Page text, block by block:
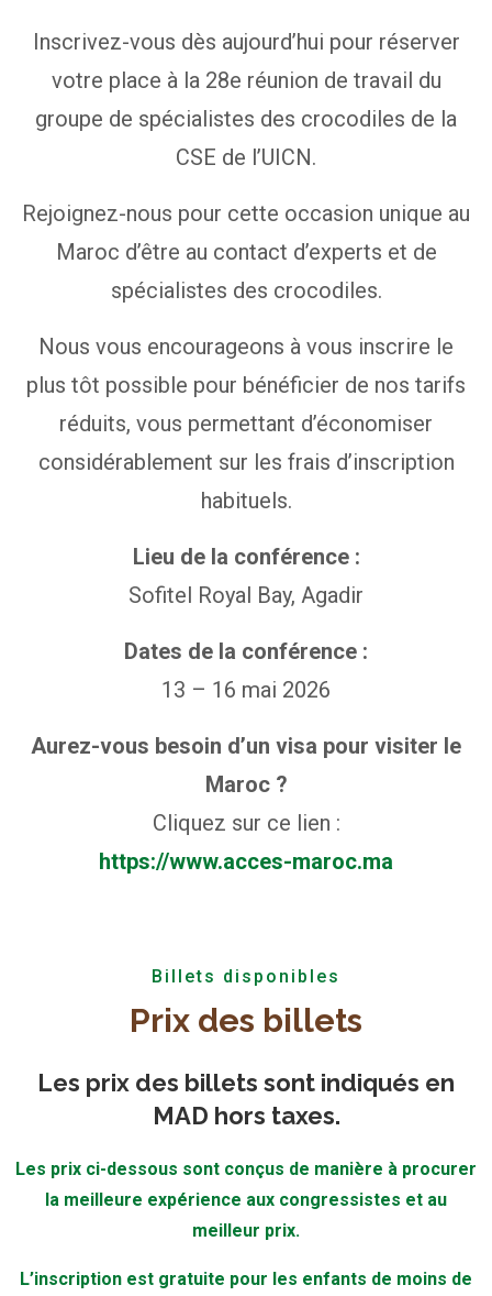
Inscrivez-vous dès aujourd’hui pour réserver
votre place à la 28e réunion de travail du
groupe de spécialistes des crocodiles de la
CSE de l’UICN.
Rejoignez-nous pour cette occasion unique au
Maroc d’être au contact d’experts et de
spécialistes des crocodiles.
Nous vous encourageons à vous inscrire le
plus tôt possible pour bénéficier de nos tarifs
réduits, vous permettant d’économiser
considérablement sur les frais d’inscription
habituels.
Lieu de la conférence :
Sofitel Royal Bay, Agadir
Dates de la conférence :
13 – 16 mai 2026
Aurez-vous besoin d’un visa pour visiter le
Maroc ?
Cliquez sur ce lien :
https://www.acces-maroc.ma
Billets disponibles
Prix des billets
Les prix des billets sont indiqués en
MAD hors taxes.
Les prix ci-dessous sont conçus de manière à procurer
la meilleure expérience aux congressistes et au
meilleur prix.
L’inscription est gratuite pour les enfants de moins de